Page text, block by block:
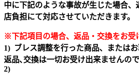
中に下記のような事故が生じた場合、
店負担にて対応させていただきます。
※下記項目の場合、返品・交換をお受
1) ブレス調整を行った商品、または
返品､交換は一切お受け出来ませんの
2)